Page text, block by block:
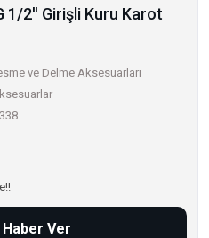
1/2'' Girişli Kuru Karot
ve Delme Aksesuarları
Ver